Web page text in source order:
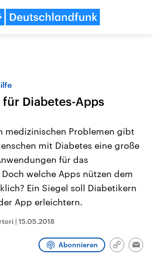
Anhalt
am 6.
neuen
wird das
Koalition aus
regiert.-
aktuelle Berichte
zu den Parteien
Aktuelle Beiträge,
Hintergründe
Wirtschaftlich und
gehören die Vereinigten
Programm Podcasts
für Diabetes-Apps
medizinischen Problemen gibt
mit Diabetes eine große
für das
welche Apps nützen dem
Ein Siegel soll Diabetikern
App erleichtern.
| 15.05.2018
Abonnieren
Link